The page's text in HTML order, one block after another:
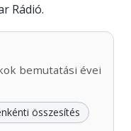
Rádió.
bemutatási évei
összesítés